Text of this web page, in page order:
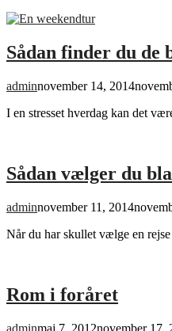
Sådan finder du de
adminnovember 14, 2014
I en stresset hverdag kan det
Sådan vælger du
adminnovember 11, 2014
Når du har skullet vælge en
Rom i foråret
adminmaj 7, 2012november 17,